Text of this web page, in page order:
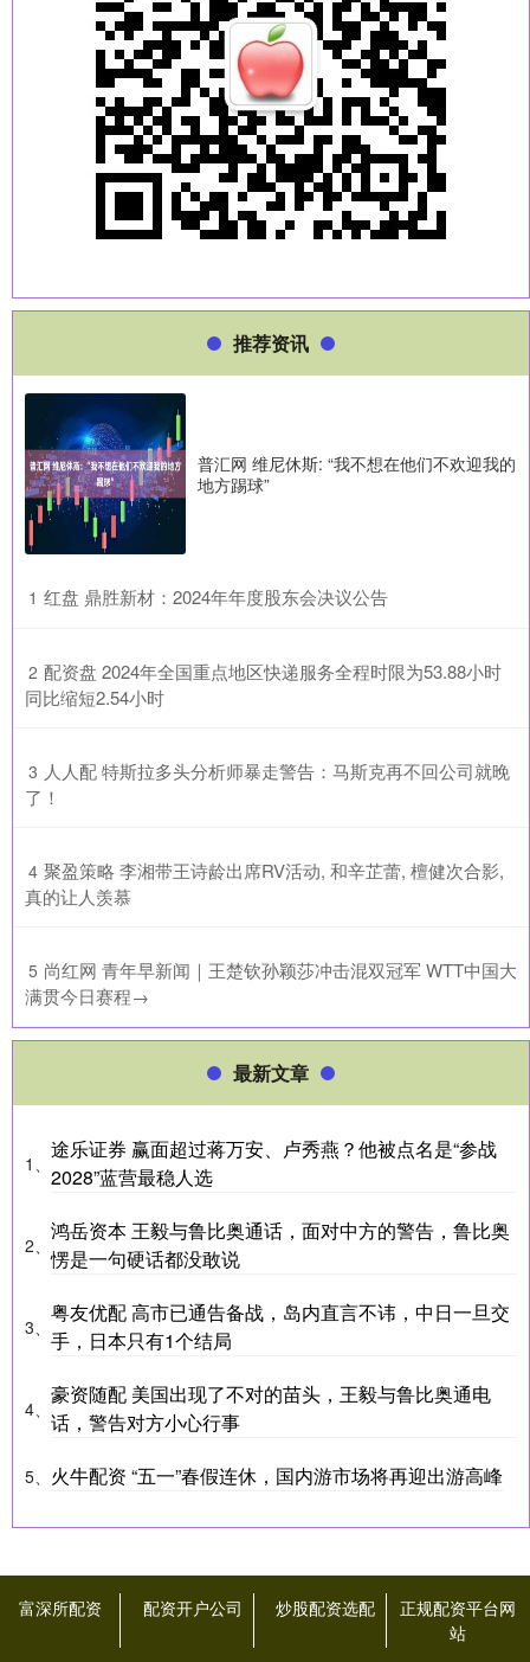
推荐资讯
普汇网 维尼休斯: “我不想在他们不欢迎我的
地方踢球”
1 ​红盘 鼎胜新材：2024年年度股东会决议公告
2 ​配资盘 2024年全国重点地区快递服务全程时限为53.88小时
同比缩短2.54小时
3 ​人人配 特斯拉多头分析师暴走警告：马斯克再不回公司就晚
了！
4 ​聚盈策略 李湘带王诗龄出席RV活动, 和辛芷蕾, 檀健次合影,
真的让人羡慕
5 ​尚红网 青年早新闻｜王楚钦孙颖莎冲击混双冠军 WTT中国大
满贯今日赛程→
最新文章
1、
途乐证券 赢面超过蒋万安、卢秀燕？他被点名是“参战
2028”蓝营最稳人选
2、
鸿岳资本 王毅与鲁比奥通话，面对中方的警告，鲁比奥
愣是一句硬话都没敢说
3、
粤友优配 高市已通告备战，岛内直言不讳，中日一旦交
手，日本只有1个结局
4、
豪资随配 美国出现了不对的苗头，王毅与鲁比奥通电
话，警告对方小心行事
5、 火牛配资 “五一”春假连休，国内游市场将再迎出游高峰
富深所配资 配资开户公司 炒股配资选配
正规配资平台网
站